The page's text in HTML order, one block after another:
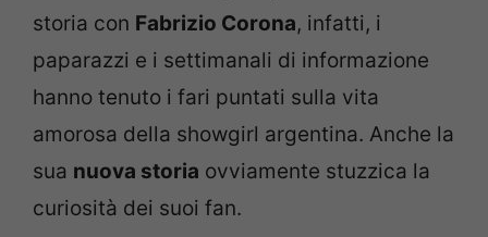
storia con Fabrizio Corona, infatti, i
paparazzi e i settimanali di informazione
hanno tenuto i fari puntati sulla vita
amorosa della showgirl argentina. Anche la
sua nuova storia ovviamente stuzzica la
curiosità dei suoi fan.